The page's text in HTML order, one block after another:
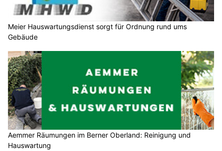
Meier Hauswartungsdienst sorgt für Ordnung rund ums
Gebäude
Aemmer Räumungen im Berner Oberland: Reinigung und
Hauswartung